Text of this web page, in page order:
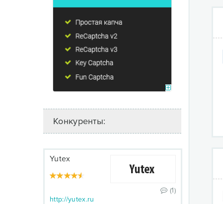
Конкуренты:
Yutex
(1)
http://yutex.ru